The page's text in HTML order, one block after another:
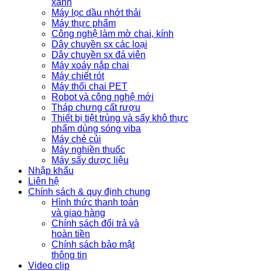
xanh
Máy lọc dầu nhớt thải
Máy thực phẩm
Công nghệ làm mờ chai, kính
Dây chuyền sx các loại
Dây chuyền sx đá viên
Máy xoáy nắp chai
Máy chiết rót
Máy thổi chai PET
Robot và công nghệ mới
Tháp chưng cất rượu
Thiết bị tiệt trùng và sấy khô thực
phẩm dùng sóng viba
Máy chẻ củi
Máy nghiền thuốc
Máy sấy dược liệu
Nhập khẩu
Liên hệ
Chính sách & quy định chung
Hình thức thanh toán
và giao hàng
Chính sách đổi trả và
hoàn tiền
Chính sách bảo mật
thông tin
Video clip